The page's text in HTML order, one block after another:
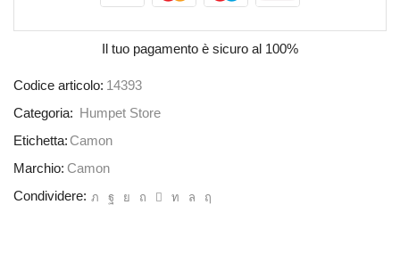
Il tuo pagamento è sicuro al 100%
Codice articolo: 14393
Categoria:
Humpet Store
Etichetta:Camon
Marchio: Camon
Condividere: